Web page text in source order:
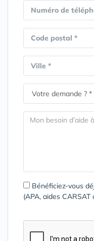
Numéro de
Code postal *
Ville *
Bénéficiez-vous
(APA, aides CARSAT